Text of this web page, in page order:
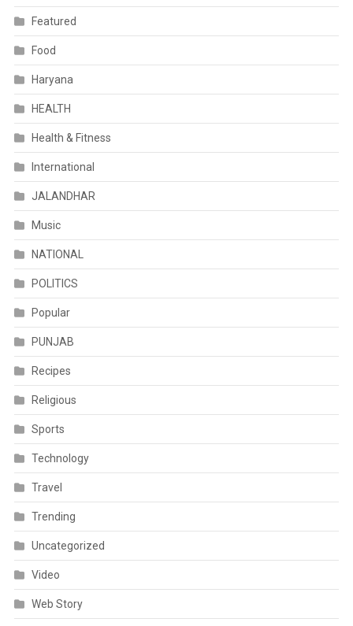
Featured
Food
Haryana
HEALTH
Health & Fitness
International
JALANDHAR
Music
NATIONAL
POLITICS
Popular
PUNJAB
Recipes
Religious
Sports
Technology
Travel
Trending
Uncategorized
Video
Web Story